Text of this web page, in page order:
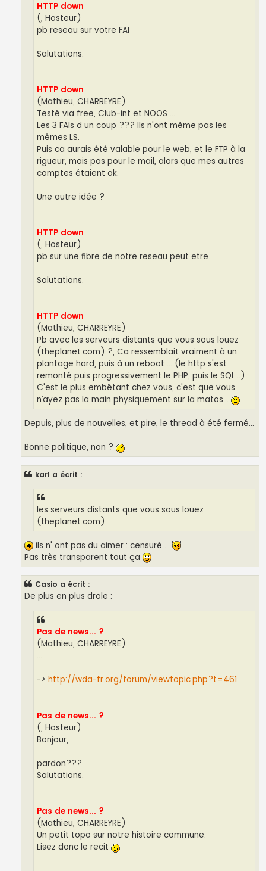
HTTP down
(, Hosteur)
pb reseau sur votre FAI
Salutations.
HTTP down
(Mathieu, CHARREYRE)
Testé via free, Club-int et NOOS ...
Les 3 FAIs d un coup ??? Ils n'ont même pas les
mêmes LS.
Puis ca aurais été valable pour le web, et le FTP à la
rigueur, mais pas pour le mail, alors que mes autres
comptes étaient ok.
Une autre idée ?
HTTP down
(, Hosteur)
pb sur une fibre de notre reseau peut etre.
Salutations.
HTTP down
(Mathieu, CHARREYRE)
Pb avec les serveurs distants que vous sous louez
(theplanet.com) ?, Ca ressemblait vraiment à un
plantage hard, puis à un reboot ... (le http s'est
remonté puis progressivement le PHP, puis le SQL...)
C'est le plus embêtant chez vous, c'est que vous
n’ayez pas la main physiquement sur la matos...
Depuis, plus de nouvelles, et pire, le thread à été fermé...
Bonne politique, non ?
karl a écrit :
les serveurs distants que vous sous louez
(theplanet.com)
ils n' ont pas du aimer : censuré ...
Pas très transparent tout ça
Casio a écrit :
De plus en plus drole :
Pas de news... ?
(Mathieu, CHARREYRE)
...
-> http://wda-fr.org/forum/viewtopic.php?t=461
Pas de news... ?
(, Hosteur)
Bonjour,
pardon???
Salutations.
Pas de news... ?
(Mathieu, CHARREYRE)
Un petit topo sur notre histoire commune.
Lisez donc le recit